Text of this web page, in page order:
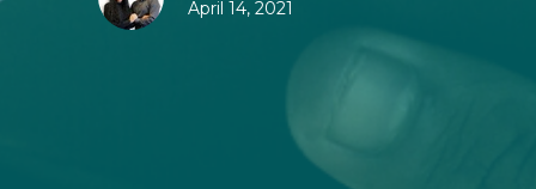
April 14, 2021